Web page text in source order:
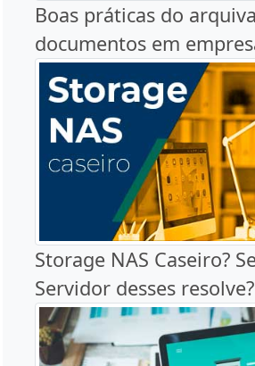
Boas práticas do
documentos em
Storage NAS Caseiro?
Servidor desses resolve?